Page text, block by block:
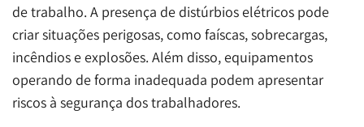
de trabalho. A presença de distúrbios elétricos pode
criar situações perigosas, como faíscas, sobrecargas,
incêndios e explosões. Além disso, equipamentos
operando de forma inadequada podem apresentar
riscos à segurança dos trabalhadores.